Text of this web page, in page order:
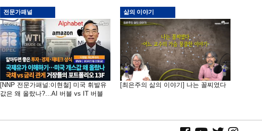
전문가패널
[NNP 전문가패널:이현철] 미국 휘발유
값은 왜 올랐나?…AI 버블 vs IT 버블
삶의 이야기
[최은주의 삶의 이야기] 나는 꼴찌였다